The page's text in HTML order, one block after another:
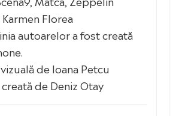
Florea
autoarelor a fost creată
de Ioana Petcu
de Deniz Otay